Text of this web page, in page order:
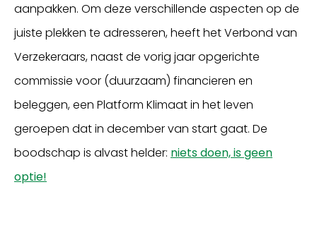
aanpakken. Om deze verschillende aspecten op de
juiste plekken te adresseren, heeft het Verbond van
Verzekeraars, naast de vorig jaar opgerichte
commissie voor (duurzaam) financieren en
beleggen, een Platform Klimaat in het leven
geroepen dat in december van start gaat. De
boodschap is alvast helder: niets doen, is geen
optie!